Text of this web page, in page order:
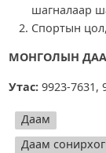
шагналаар
Спортын
МОНГОЛЫН
Утас:9923-7631,
Даам
Даам